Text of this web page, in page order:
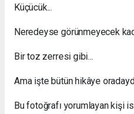
Küçücük...
Neredeyse görünmeyecek
Bir toz zerresi gibi...
Ama işte bütün hikâye
Bu fotoğrafı yorumlayan kişi